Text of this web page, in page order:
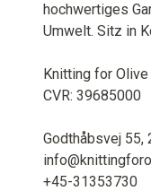
hochwertiges
Umwelt. Sitz in
Knitting for Olive
CVR: 39685000
Godthåbsvej 55,
+45-31353730